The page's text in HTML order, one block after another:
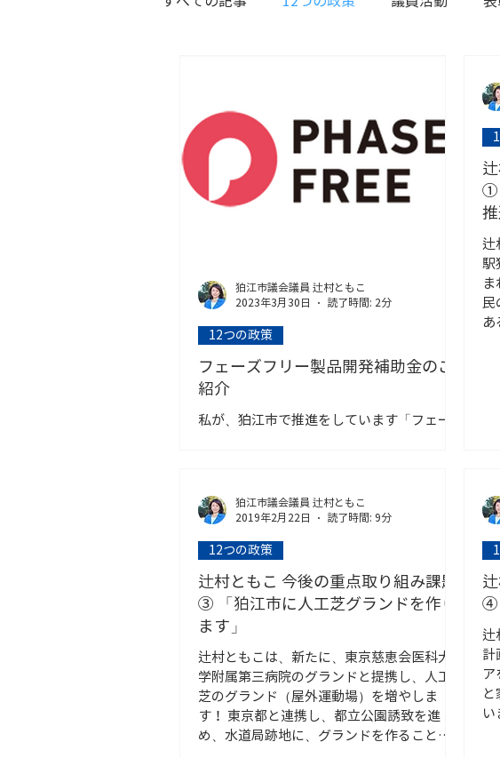
フェーズフリー製品開発補助金のご
紹介
私が、狛江市で推進をしています「フェー
の活性化を図る」ため、防災・減災、感染
症対策などをテーマとす る都内中小企業者
等の製品や技術の開発・改良から普及促進
ま...
12つの政策
狛江市議会議員 辻村ともこ
2023年3月30日
読了時間: 2分
①
辻
駅
民
あ
辻村ともこ 今後の重点取り組み課題
③ 「狛江市に人工芝グランドを作り
ます」
辻村ともこは、新たに、東京慈恵会医科大
学附属第三病院のグランドと提携し、人工
芝のグランド（屋外運動場）を増やしま
す！ 東京都と連携し、都立公園誘致を進
め、水道局跡地に、グランドを作ることを
12つの政策
狛江市議会議員 辻村ともこ
2019年2月22日
読了時間: 9分
④
辻
計
ア
い